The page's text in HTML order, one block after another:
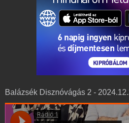
Balázsék Disznóvágás 2 -